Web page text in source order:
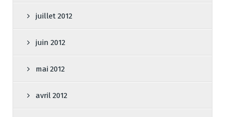
juillet 2012
juin 2012
mai 2012
avril 2012